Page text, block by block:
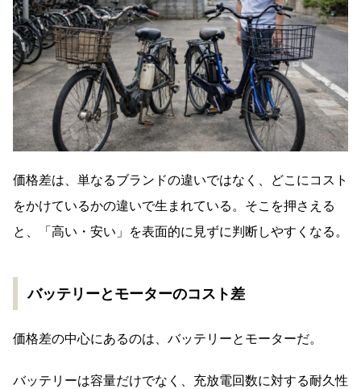
価格差は、単なるブランドの違いではなく、どこにコスト
をかけているかの違いで生まれている。そこを押さえる
と、「高い・安い」を表面的に見ずに判断しやすくなる。
バッテリーとモーターのコスト差
価格差の中心にあるのは、バッテリーとモーターだ。
バッテリーは容量だけでなく、充放電回数に対する耐久性